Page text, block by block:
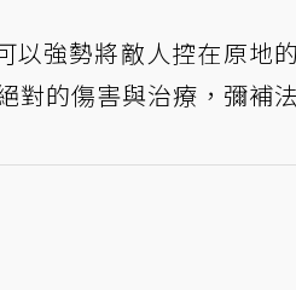
強勢將敵人控在原地
的傷害與治療，彌補